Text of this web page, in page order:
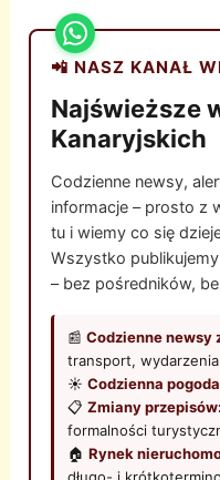
📲 NASZ KANAŁ
Najświeższe
Kanaryjskich
Codzienne newsy,
informacje – prosto z
tu i wiemy co się
Wszystko
– bez pośredników,
📰Codzienne newsy
transport, wydarzenia
☀️Codzienna
📋Zmiany przepisów:
formalności
🏠Rynek
długo- i